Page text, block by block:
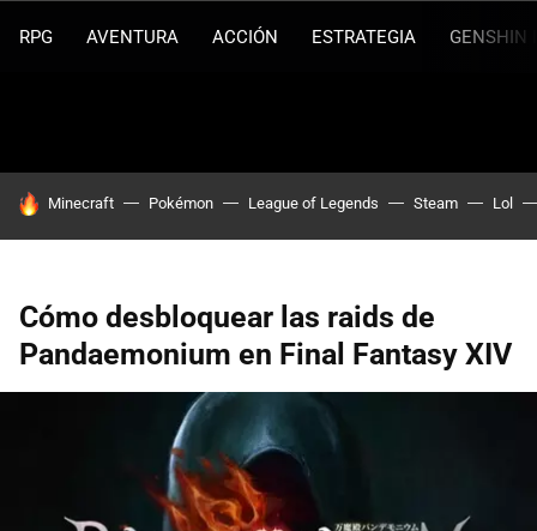
RPG AVENTURA ACCIÓN ESTRATEGIA GENSHIN
HOY SE HABLA DE
Minecraft Pokémon League of Legends Steam Lol
Cómo desbloquear las raids de
Pandaemonium en Final Fantasy XIV